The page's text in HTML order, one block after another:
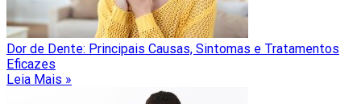
Dor de Dente: Principais Causas, Sintomas e Tratamentos
Eficazes
Leia Mais »